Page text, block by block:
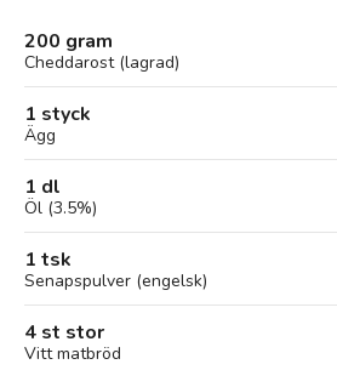
200 gram
Cheddarost (lagrad)
1 styck
Ägg
1 dl
Öl (3.5%)
1 tsk
Senapspulver (engelsk)
4 st stor
Vitt matbröd